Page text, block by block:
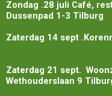
Zondag .28 juli Café,
Dussenpad 1-3 Tilburg
Zaterdag 14 sept
Zaterdag 21 sept.
Wethouderslaan 9